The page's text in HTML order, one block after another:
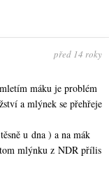
před 14 roky
máku je problém
a mlýnek se přehřeje
u dna ) a na mák
mlýnku z NDR přílis